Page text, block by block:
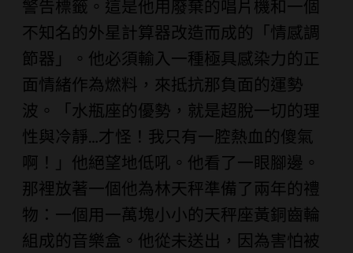
警告標籤。這是他用廢棄的唱片機和一個
不知名的外星計算器改造而成的「情感調
節器」。他必須輸入一種極具感染力的正
面情緒作為燃料，來抵抗那負面的運勢
波。「水瓶座的優勢，就是超脫一切的理
性與冷靜…才怪！我只有一腔熱血的傻氣
啊！」他絕望地低吼。他看了一眼腳邊。
那裡放著一個他為林天秤準備了兩年的禮
物：一個用一萬塊小小的天秤座黃銅齒輪
組成的音樂盒。他從未送出，因為害怕被